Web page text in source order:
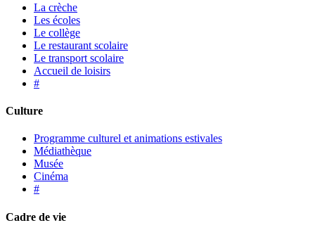
La crèche
Les écoles
Le collège
Le restaurant scolaire
Le transport scolaire
Accueil de loisirs
#
Culture
Programme culturel et animations estivales
Médiathèque
Musée
Cinéma
#
Cadre de vie